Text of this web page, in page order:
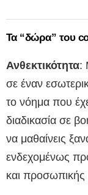
Τα “δώρα” του
Ανθεκτικότητα:
σε έναν
το νόημα που
διαδικασία σε
να μαθαίνεις
ενδεχομένως
και προσωπικής